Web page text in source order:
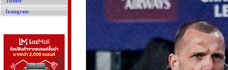
Instagram